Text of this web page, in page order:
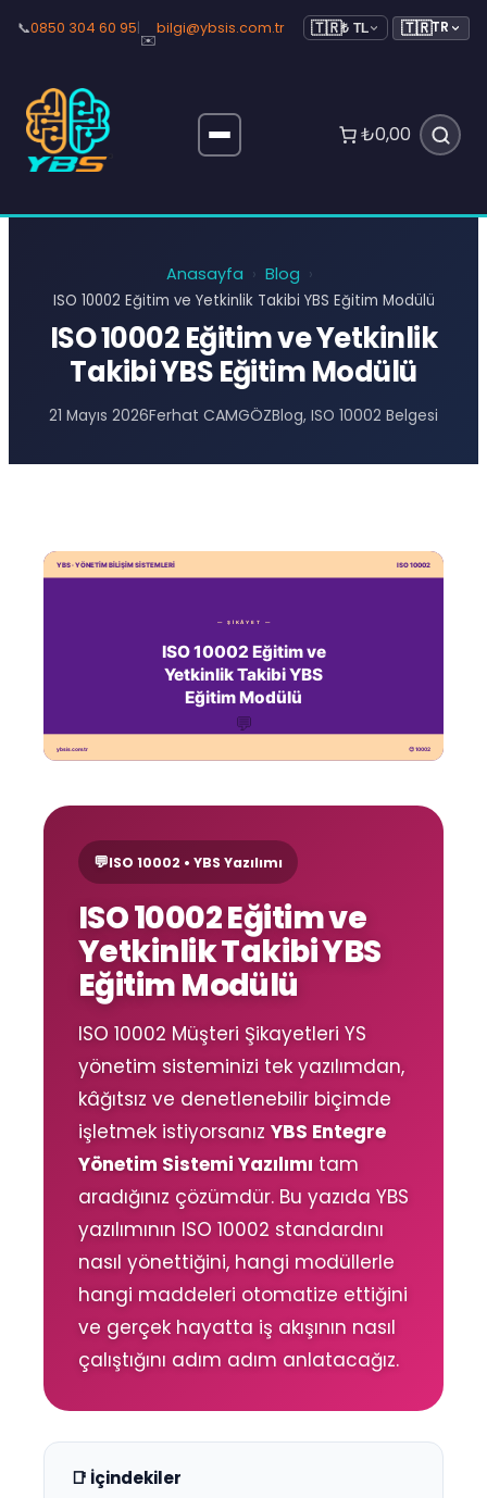
📞0850 304 60 95|
✉️
bilgi@ybsis.com.tr 🇹🇷₺ TL 🇹🇷TR
₺0,00
Anasayfa › Blog ›
ISO 10002 Eğitim ve Yetkinlik Takibi YBS Eğitim Modülü
ISO 10002 Eğitim ve Yetkinlik
Takibi YBS Eğitim Modülü
21 Mayıs 2026Ferhat CAMGÖZBlog, ISO 10002 Belgesi
💬ISO 10002 • YBS Yazılımı
ISO 10002 Eğitim ve
Yetkinlik Takibi YBS
Eğitim Modülü
ISO 10002 Müşteri Şikayetleri YS
yönetim sisteminizi tek yazılımdan,
kâğıtsız ve denetlenebilir biçimde
işletmek istiyorsanız YBS Entegre
Yönetim Sistemi Yazılımı tam
aradığınız çözümdür. Bu yazıda YBS
yazılımının ISO 10002 standardını
nasıl yönettiğini, hangi modüllerle
hangi maddeleri otomatize ettiğini
ve gerçek hayatta iş akışının nasıl
çalıştığını adım adım anlatacağız.
📑 İçindekiler